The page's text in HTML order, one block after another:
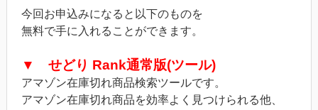
今回お申込みになると以下のものを
無料で手に入れることができます。
▼ せどり Rank通常版(ツール)
アマゾン在庫切れ商品検索ツールです。
アマゾン在庫切れ商品を効率よく見つけられる他、